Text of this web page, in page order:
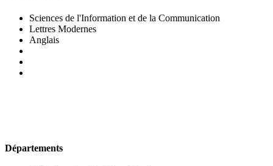
Sciences de l'Information et de la Communication
Lettres Modernes
Anglais
Départements